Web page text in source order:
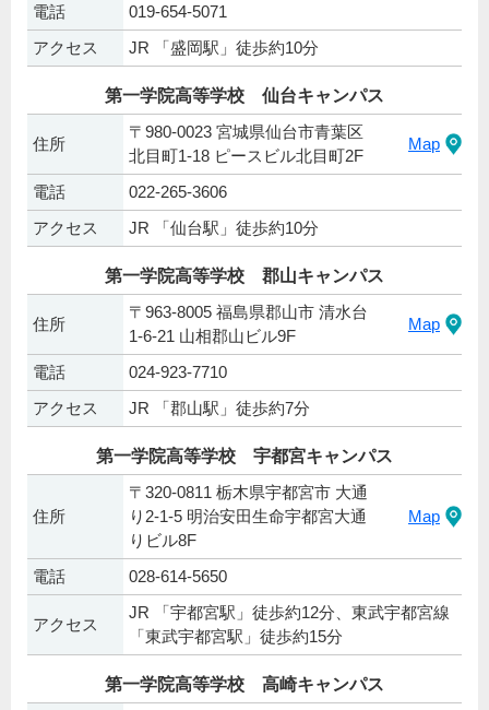
電話
019-654-5071
アクセス
JR 「盛岡駅」徒歩約10分
第一学院高等学校 仙台キャンパス
住所
〒980-0023 宮城県仙台市青葉区
北目町1-18 ピースビル北目町2F
Map
電話
022-265-3606
アクセス
JR 「仙台駅」徒歩約10分
第一学院高等学校 郡山キャンパス
住所
〒963-8005 福島県郡山市 清水台
1-6-21 山相郡山ビル9F
Map
電話
024-923-7710
アクセス
JR 「郡山駅」徒歩約7分
第一学院高等学校 宇都宮キャンパス
住所
〒320-0811 栃木県宇都宮市 大通
り2-1-5 明治安田生命宇都宮大通
りビル8F
Map
電話 028-614-5650
アクセス
JR 「宇都宮駅」徒歩約12分、東武宇都宮線
「東武宇都宮駅」徒歩約15分
第一学院高等学校 高崎キャンパス